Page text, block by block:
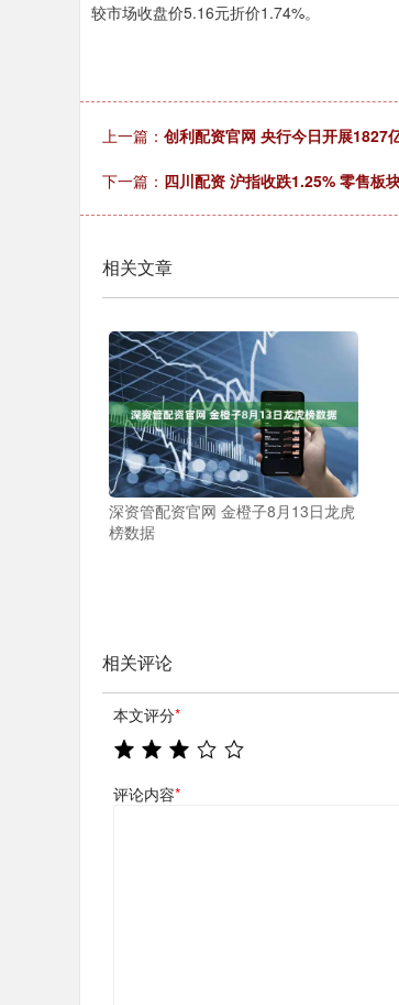
较市场收盘价5.16元折价1.74%。
上一篇： 创利配资官网 央行今日开展1827
下一篇： 四川配资 沪指收跌1.25% 零售板
相关文章
深资管配资官网 金橙子8月13日龙虎
榜数据
相关评论
本文评分*
评论内容*